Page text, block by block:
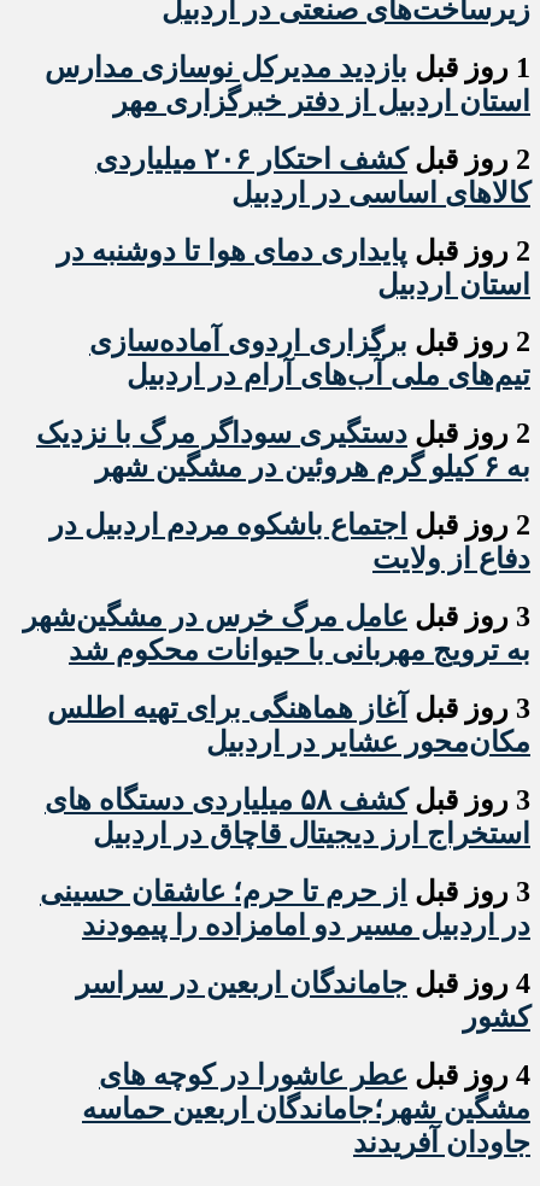
زیرساخت‌های صنعتی در اردبیل
1 روز قبل
بازدید مدیرکل نوسازی مدارس
استان اردبیل از دفتر خبرگزاری مهر
2 روز قبل
کشف احتکار ۲۰۶ میلیاردی
کالاهای اساسی در اردبیل
2 روز قبل
پایداری دمای هوا تا دوشنبه در
استان اردبیل
2 روز قبل
برگزاری اردوی آماده‌سازی
تیم‌های ملی آب‌های آرام در اردبیل
2 روز قبل
دستگیری سوداگر مرگ با نزدیک
به ۶ کیلو گرم هروئین در مشگین شهر
2 روز قبل
اجتماع باشکوه مردم اردبیل در
دفاع از ولایت
3 روز قبل
عامل مرگ خرس در مشگین‌شهر
به ترویج مهربانی با حیوانات محکوم شد
3 روز قبل
آغاز هماهنگی برای تهیه اطلس
مکان‌محور عشایر در اردبیل
3 روز قبل
کشف ۵۸ میلیاردی دستگاه های
استخراج ارز دیجیتال قاچاق در اردبیل
3 روز قبل
از حرم تا حرم؛ عاشقان حسینی
در اردبیل مسیر دو امامزاده را پیمودند
4 روز قبل
جاماندگان اربعین در سراسر
کشور
4 روز قبل
عطر عاشورا در کوچه های
مشگین شهر؛جاماندگان اربعین حماسه
جاودان آفریدند